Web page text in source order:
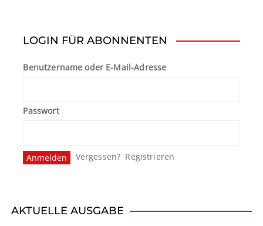
LOGIN FÜR ABONNENTEN
Benutzername oder E-Mail-Adresse
Passwort
Vergessen? Registrieren
AKTUELLE AUSGABE